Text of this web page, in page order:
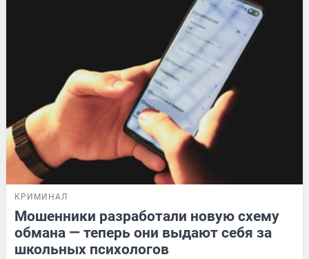
КРИМИНАЛ
Мошенники разработали новую схему
обмана — теперь они выдают себя за
школьных психологов